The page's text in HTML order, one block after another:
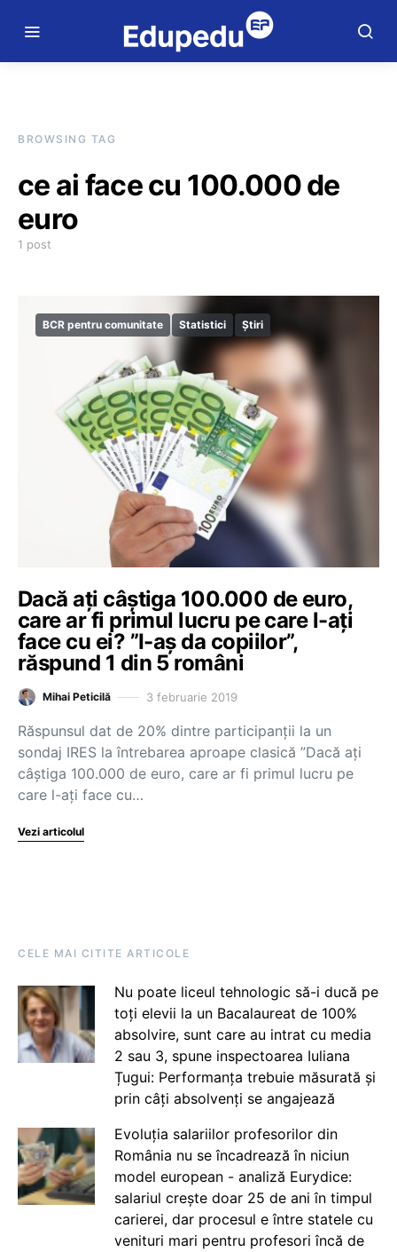
BROWSING TAG
ce ai face cu 100.000 de
euro
1 post
BCR pentru comunitate Statistici Știri
Dacă ați câștiga 100.000 de euro,
care ar fi primul lucru pe care l-ați
face cu ei? ”I-aș da copiilor”,
răspund 1 din 5 români
Mihai Peticilă 3 februarie 2019
Răspunsul dat de 20% dintre participanții la un
sondaj IRES la întrebarea aproape clasică ”Dacă ați
câștiga 100.000 de euro, care ar fi primul lucru pe
care l-ați face cu…
Vezi articolul
CELE MAI CITITE ARTICOLE
Nu poate liceul tehnologic să-i ducă pe
toți elevii la un Bacalaureat de 100%
absolvire, sunt care au intrat cu media
2 sau 3, spune inspectoarea Iuliana
Țugui: Performanța trebuie măsurată și
prin câți absolvenți se angajează
Evoluția salariilor profesorilor din
România nu se încadrează în niciun
model european - analiză Eurydice:
salariul crește doar 25 de ani în timpul
carierei, dar procesul e între statele cu
venituri mari pentru profesori încă de